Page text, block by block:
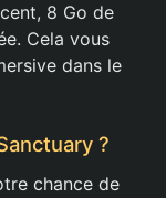
8 Go de
Cela vous
dans le
?
chance de